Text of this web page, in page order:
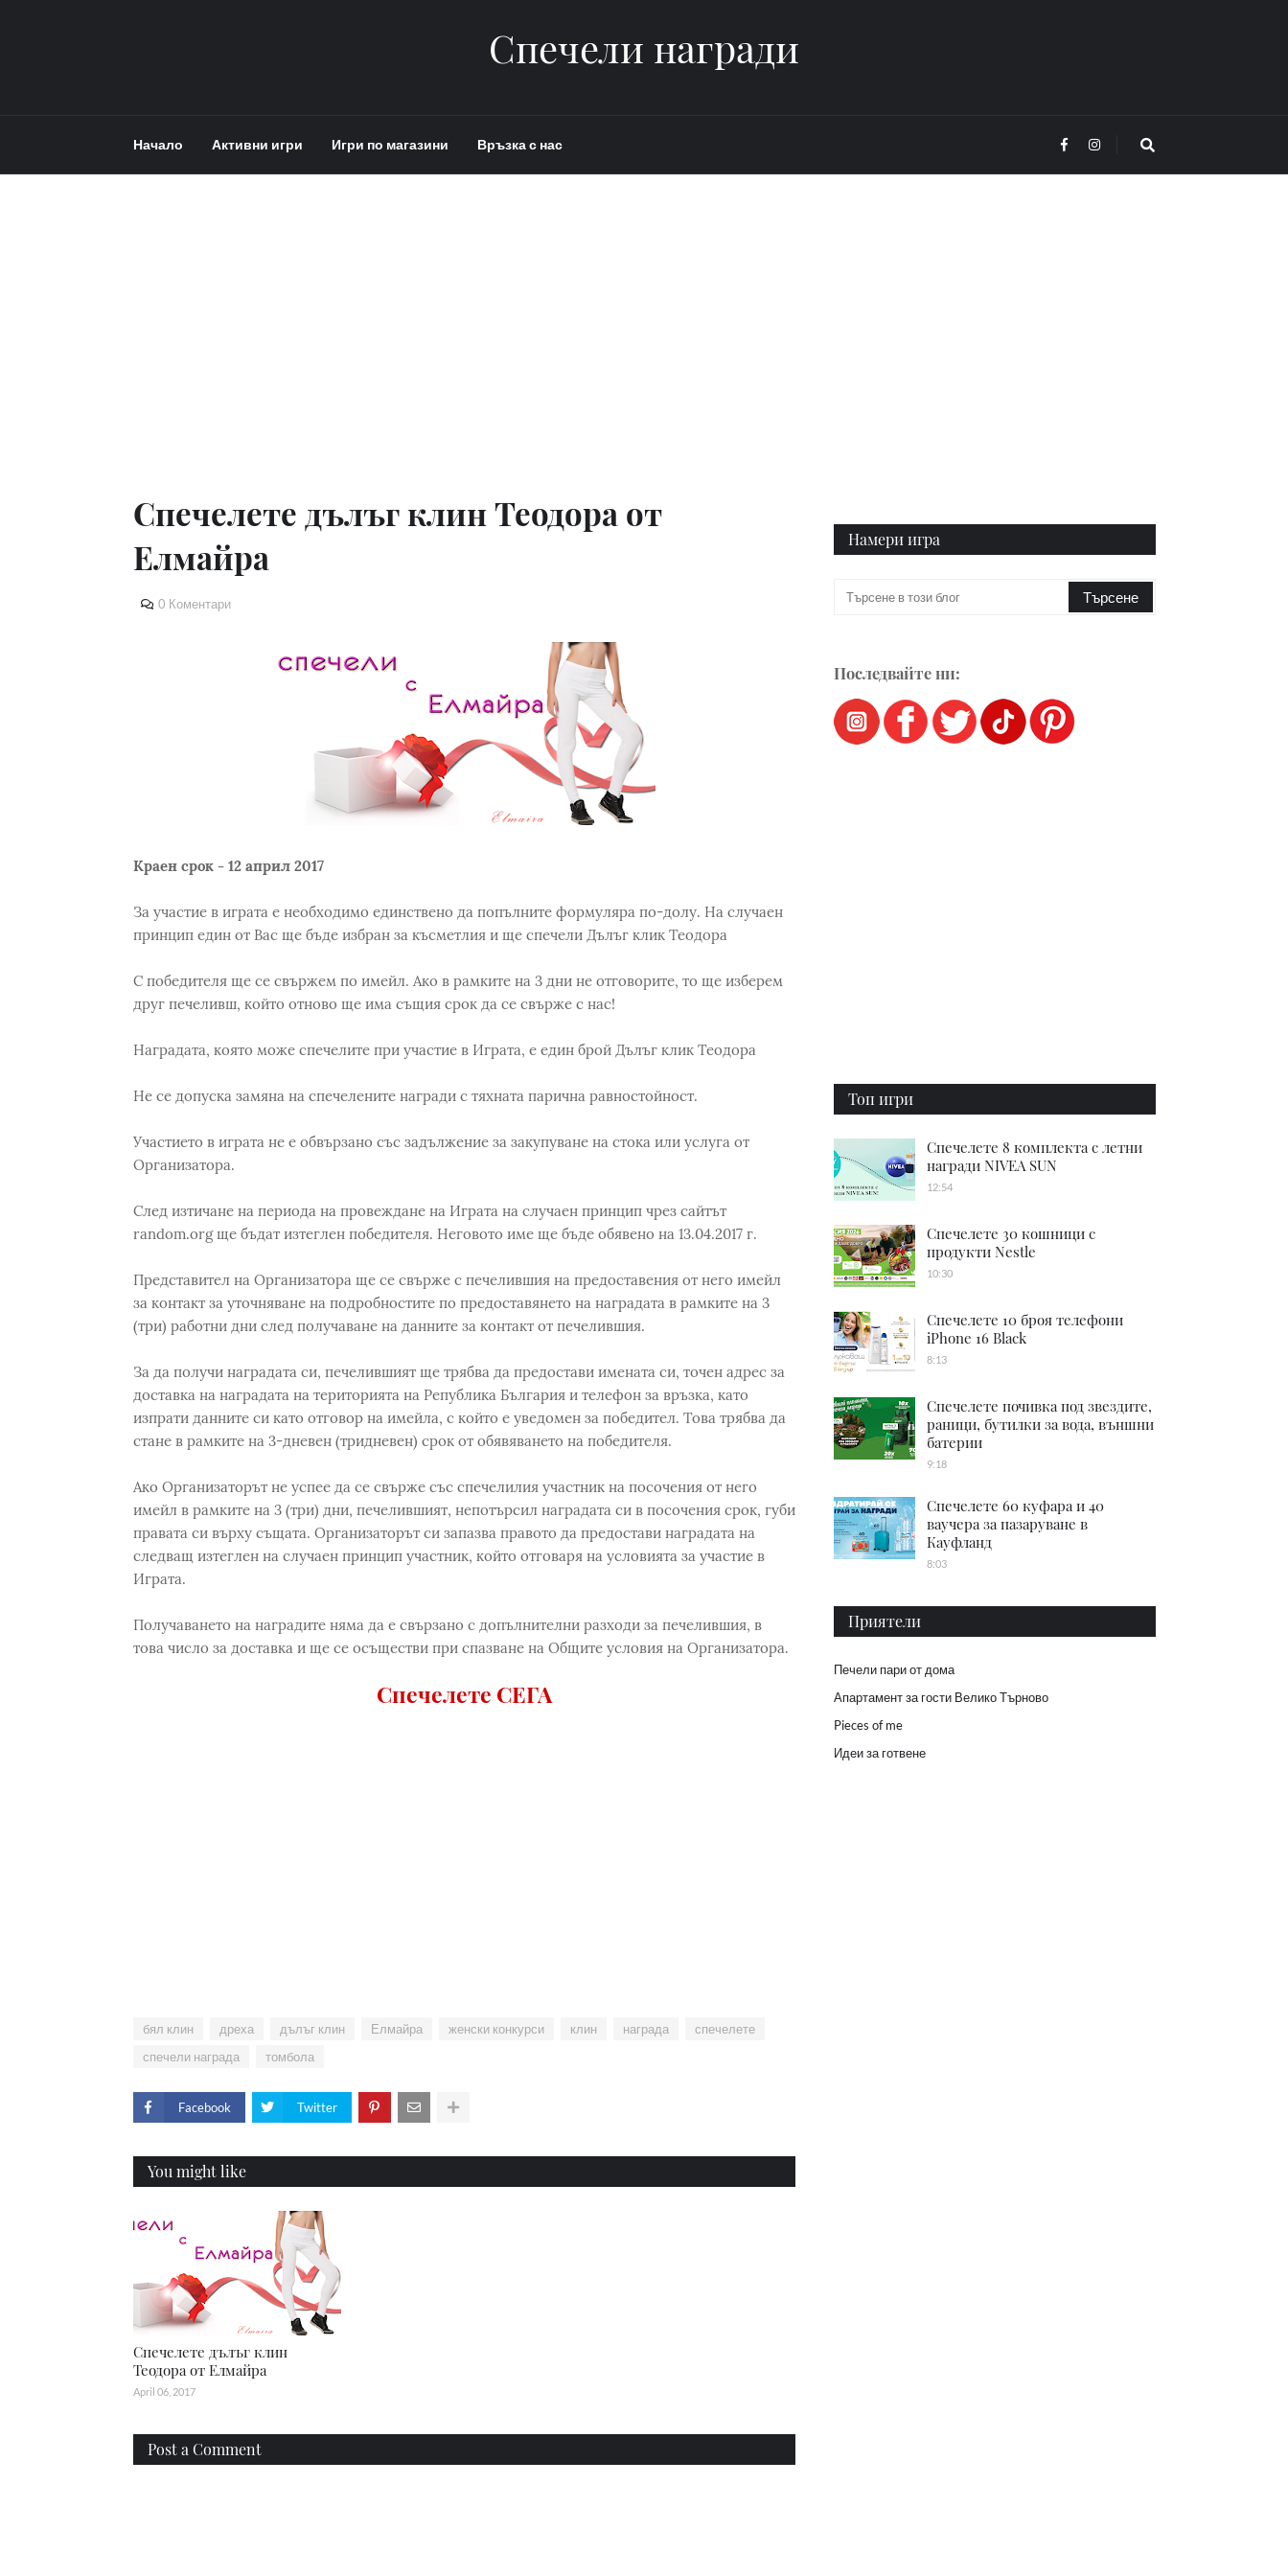
Спечели награди
Начало Активни игри Игри по магазини Връзка с нас
Спечелете дълъг клин Теодора от
Елмайра
0 Коментари
Краен срок - 12 април 2017
За участие в играта е необходимо единствено да попълните формуляра по-долу. На случаен
принцип един от Вас ще бъде избран за късметлия и ще спечели Дълъг клик Теодора
С победителя ще се свържем по имейл. Ако в рамките на 3 дни не отговорите, то ще изберем
друг печеливш, който отново ще има същия срок да се свърже с нас!
Наградата, която може спечелите при участие в Играта, е един брой Дълъг клик Теодора
Не се допуска замяна на спечелените награди с тяхната парична равностойност.
Участието в играта не е обвързано със задължение за закупуване на стока или услуга от
Организатора.
След изтичане на периода на провеждане на Играта на случаен принцип чрез сайтът
random.org ще бъдат изтеглен победителя. Неговото име ще бъде обявено на 13.04.2017 г.
Представител на Организатора ще се свърже с печелившия на предоставения от него имейл
за контакт за уточняване на подробностите по предоставянето на наградата в рамките на 3
(три) работни дни след получаване на данните за контакт от печелившия.
За да получи наградата си, печелившият ще трябва да предостави имената си, точен адрес за
доставка на наградата на територията на Република България и телефон за връзка, като
изпрати данните си като отговор на имейла, с който е уведомен за победител. Това трябва да
стане в рамките на 3-дневен (тридневен) срок от обявяването на победителя.
Ако Организаторът не успее да се свърже със спечелилия участник на посочения от него
имейл в рамките на 3 (три) дни, печелившият, непотърсил наградата си в посочения срок, губи
правата си върху същата. Организаторът си запазва правото да предостави наградата на
следващ изтеглен на случаен принцип участник, който отговаря на условията за участие в
Играта.
Получаването на наградите няма да е свързано с допълнителни разходи за печелившия, в
това число за доставка и ще се осъществи при спазване на Общите условия на Организатора.
Спечелете СЕГА
бял клин дреха дълъг клин Елмайра женски конкурси клин награда
спечелете
спечели награда
томбола
Facebook Twitter
You might like
Спечелете дълъг клин
Теодора от Елмайра
April 06, 2017
Post a Comment
Намери игра
Последвайте ни:
Топ игри
Спечелете 8 комплекта с летни
награди NIVEA SUN
12:54
Спечелете 30 кошници с
продукти Nestle
10:30
Спечелете 10 броя телефони
iPhone 16 Black
8:13
Спечелете почивка под звездите,
раници, бутилки за вода, външни
батерии
9:18
Спечелете 60 куфара и 40
ваучера за пазаруване в
Кауфланд
8:03
Приятели
Печели пари от дома
Апартамент за гости Велико Търново
Pieces of me
Идеи за готвене